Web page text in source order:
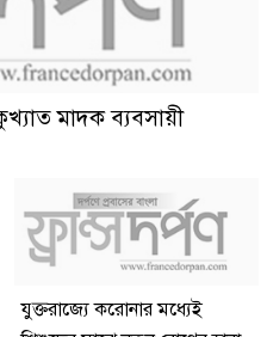
মাদক ব্যবসায়ী
যুক্তরাজ্যে করোনার মধ্যেই